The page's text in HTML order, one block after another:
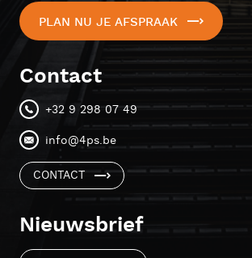
PLAN NU JE AFSPRAAK
Contact
+32 9 298 07 49
info@4ps.be
CONTACT
Nieuwsbrief